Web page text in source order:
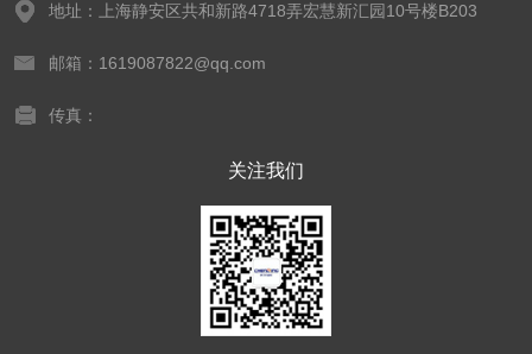
地址：上海静安区共和新路4718弄宏慧新汇园10号楼B203
邮箱：1619087822@qq.com
传真：
关注我们